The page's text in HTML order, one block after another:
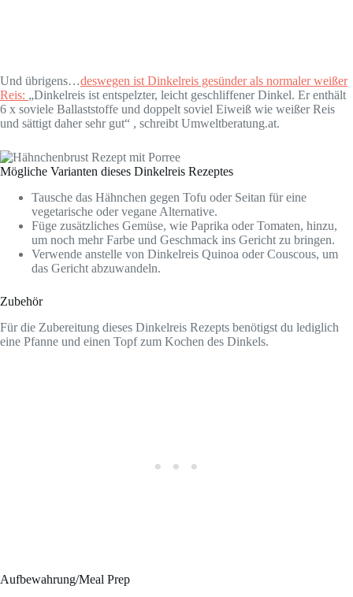
Und übrigens…deswegen ist Dinkelreis gesünder als normaler weißer
Reis: „Dinkelreis ist entspelzter, leicht geschliffener Dinkel. Er enthält
6 x soviele Ballaststoffe und doppelt soviel Eiweiß wie weißer Reis
und sättigt daher sehr gut“ , schreibt Umweltberatung.at.
Mögliche Varianten dieses Dinkelreis Rezeptes
Tausche das Hähnchen gegen Tofu oder Seitan für eine
vegetarische oder vegane Alternative.
Füge zusätzliches Gemüse, wie Paprika oder Tomaten, hinzu,
um noch mehr Farbe und Geschmack ins Gericht zu bringen.
Verwende anstelle von Dinkelreis Quinoa oder Couscous, um
das Gericht abzuwandeln.
Zubehör
Für die Zubereitung dieses Dinkelreis Rezepts benötigst du lediglich
eine Pfanne und einen Topf zum Kochen des Dinkels.
Aufbewahrung/Meal Prep